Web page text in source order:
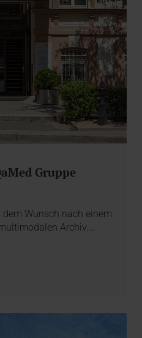
Gruppe
Wunsch nach einem
Archiv.…